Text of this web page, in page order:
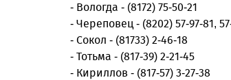
- Вологда - (8172) 75-50-21
- Череповец - (8202) 57-97-81,
- Сокол - (81733) 2-46-18
- Тотьма - (817-39) 2-21-45
- Кириллов - (817-57) 3-27-38